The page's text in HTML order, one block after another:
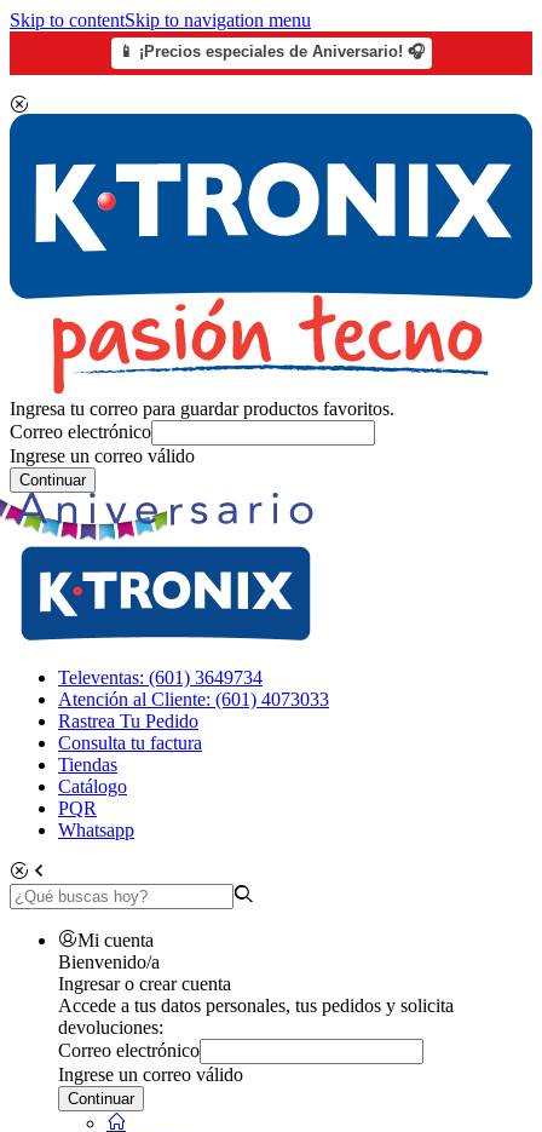
Skip to contentSkip to navigation menu
📱 ¡Precios especiales de Aniversario! 🎧
Ingresa tu correo para guardar productos favoritos.
Correo electrónico
Ingrese un correo válido
Continuar
Televentas: (601) 3649734
Atención al Cliente: (601) 4073033
Rastrea Tu Pedido
Consulta tu factura
Tiendas
Catálogo
PQR
Whatsapp
Mi cuenta
Bienvenido/a
Ingresar o crear cuenta
Accede a tus datos personales, tus pedidos y solicita
devoluciones:
Correo electrónico
Ingrese un correo válido
Continuar